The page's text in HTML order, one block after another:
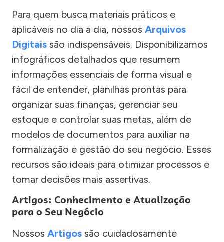
Para quem busca materiais práticos e
aplicáveis no dia a dia, nossos Arquivos
Digitais são indispensáveis. Disponibilizamos
infográficos detalhados que resumem
informações essenciais de forma visual e
fácil de entender, planilhas prontas para
organizar suas finanças, gerenciar seu
estoque e controlar suas metas, além de
modelos de documentos para auxiliar na
formalização e gestão do seu negócio. Esses
recursos são ideais para otimizar processos e
tomar decisões mais assertivas.
Artigos: Conhecimento e Atualização
para o Seu Negócio
Nossos Artigos são cuidadosamente